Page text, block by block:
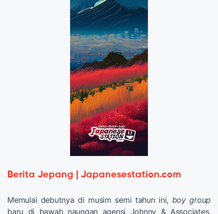
Berita Jepang | Japanesestation.com
Memulai debutnya di musim semi tahun ini, boy group
baru di bawah naungan agensi Johnny & Associates,